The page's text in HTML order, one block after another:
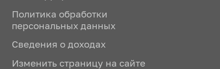
Политика обработки
персональных данных
Сведения о доходах
Изменить страницу на сайте